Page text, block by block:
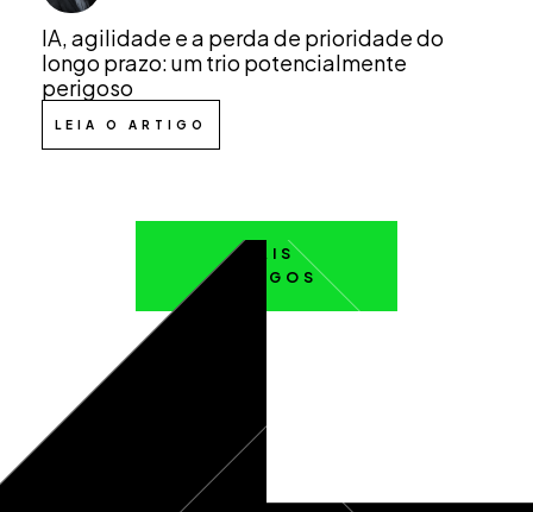
IA, agilidade e a perda de prioridade do
longo prazo: um trio potencialmente
perigoso
LEIA O ARTIGO
MAIS
ARTIGOS